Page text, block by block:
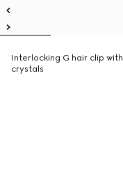
Interlocking G hair clip with
crystals